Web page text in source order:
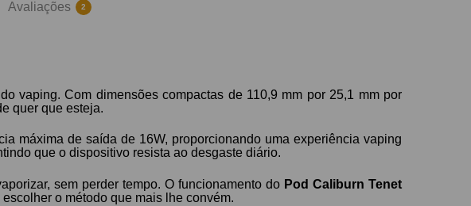
Avaliações 2
vaping. Com dimensões compactas de 110,9 mm por 25,1 mm por
quer que esteja.
máxima de saída de 16W, proporcionando uma experiência vaping
que o dispositivo resista ao desgaste diário.
sem perder tempo. O funcionamento do Pod Caliburn Tenet
o método que mais lhe convém.